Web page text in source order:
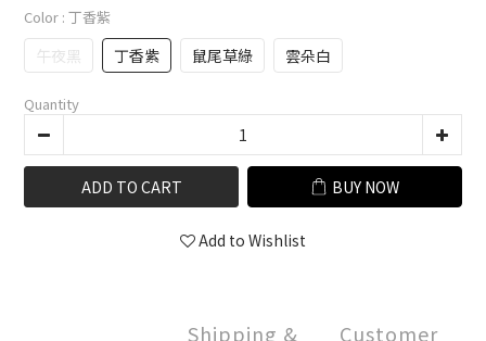
Color : 丁香紫
午夜黑 丁香紫 鼠尾草綠 雲朵白
Quantity
ADD TO CART BUY NOW
Add to Wishlist
Shipping &
Customer